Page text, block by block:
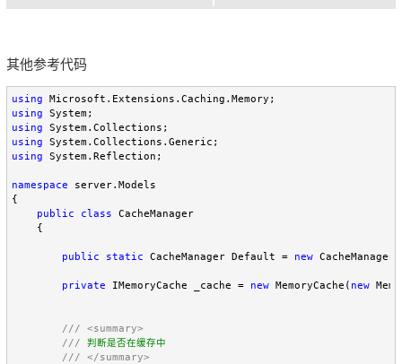
其他参考代码
using
using
using
using
using System.Reflection;
namespace server.Models
{
public
class CacheManager
    {
public static CacheManager Default = new
private IMemoryCache _cache = new MemoryCache( new
///
<summary>
/// 判断是否在缓存中
///
</summary>